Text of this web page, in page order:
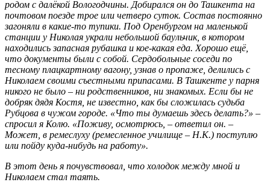
родом с далёкой Вологодчины. Добирался он до Ташкента на
почтовом поезде трое или четверо суток. Состав постоянно
загоняли в какие-то тупики. Под Оренбургом на маленькой
станции у Николая украли небольшой баульчик, в котором
находились запасная рубашка и кое-какая еда. Хорошо ещё,
что документы были с собой. Сердобольные соседи по
тесному плацкартному вагону, узнав о пропаже, делились с
Николаем своими съестными припасами. В Ташкенте у парня
никого не было – ни родственников, ни знакомых. Если бы не
добряк дядя Костя, не известно, как бы сложилась судьба
Рубцова в чужом городе. «Что ты думаешь здесь делать?» –
спросил я Колю. «Поживу, осмотрюсь, – ответил он. –
Может, в ремеслуху (ремесленное училище – Н.К.) поступлю
или пойду куда-нибудь на работу».
В этот день я почувствовал, что холодок между мной и
Николаем стал таять.